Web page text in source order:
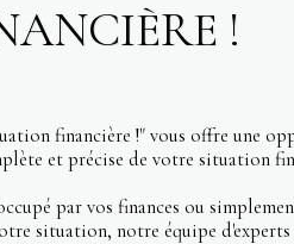
!
financière !" vous offre une
et précise de votre situation
par vos finances ou
situation, notre équipe